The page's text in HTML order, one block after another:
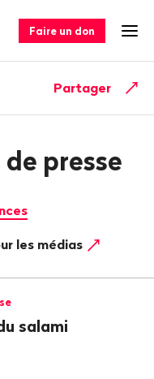
Faire un don
Partager
presse
les médias
salami